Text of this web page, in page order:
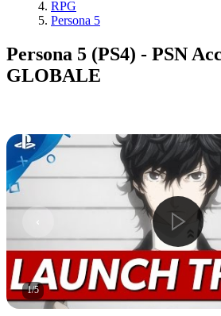
RPG
Persona 5
Persona 5 (PS4) - PSN
GLOBALE
1/5